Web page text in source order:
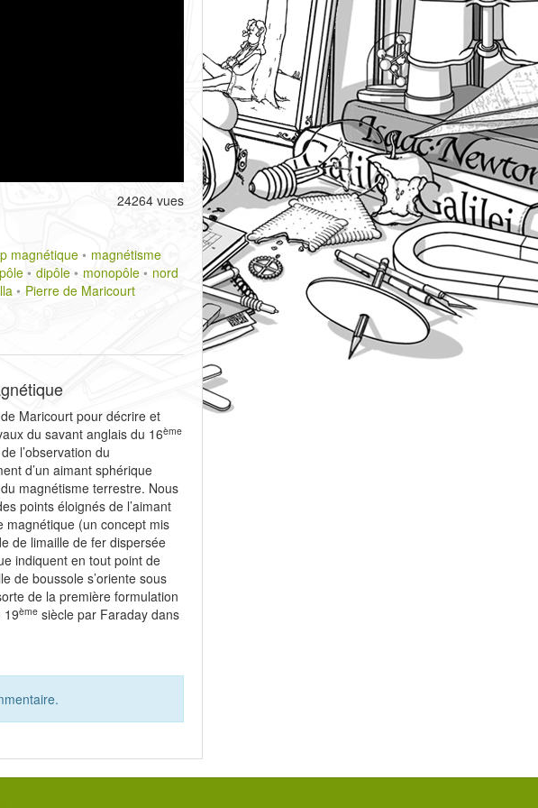
24264 vues
magnétique
magnétisme
pôle dipôle monopôle
nord
Pierre de Maricourt
Maricourt pour décrire et
du savant anglais du 16ème
l’observation du
d’un aimant sphérique
magnétisme terrestre. Nous
points éloignés de l’aimant
magnétique (un concept mis
de limaille de fer dispersée
indiquent en tout point de
de boussole s’oriente sous
de la première formulation
19ème siècle par Faraday dans